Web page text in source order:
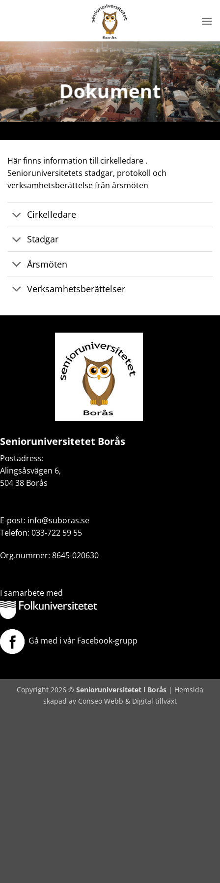
Dokument
Här finns information till cirkelledare .
Senioruniversitetets stadgar, protokoll och
verksamhetsberättelse från årsmöten
Cirkelledare
Stadgar
Årsmöten
Verksamhetsberättelser
Senioruniversitetet Borås
Postadress:
Alingsåsvägen 6,
504 38 Borås
E-post: info@suboras.se
Telefon: 033-722 59 55
Org.nummer: 8645-020630
I samarbete med
Gå med i vår Facebook-grupp
Copyright 2026 © Senioruniversitetet i Borås | Hemsida
skapad av Conseo Webb & Digital tillväxt